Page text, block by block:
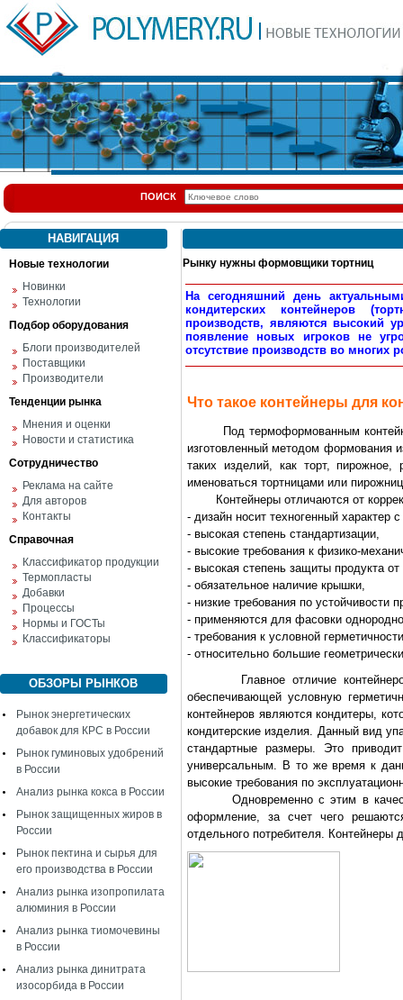
ПОИСК
НАВИГАЦИЯ
Новые технологии
Новинки
Технологии
Подбор оборудования
Блоги производителей
Поставщики
Производители
Тенденции рынка
Мнения и оценки
Новости и статистика
Сотрудничество
Реклама на сайте
Для авторов
Контакты
Справочная
Классификатор продукции
Термопласты
Добавки
Процессы
Нормы и ГОСТы
Классификаторы
ОБЗОРЫ РЫНКОВ
Рынок энергетических
добавок для КРС в России
Рынок гуминовых удобрений
в России
Анализ рынка кокса в России
Рынок защищенных жиров в
России
Рынок пектина и сырья для
его производства в России
Анализ рынка изопропилата
алюминия в России
Анализ рынка тиомочевины
в России
Анализ рынка динитрата
изосорбида в России
Рынку нужны формовщики тортниц
На сегодняшний день
кондитерских контейнеров
производств, являются высокий
появление новых игроков не
отсутствие производств во многих
Что такое контейнеры для
Под термоформованным
изготовленный методом формования
таких изделий, как торт,
именоваться тортницами или
Контейнеры отличаются от
- дизайн носит техногенный
- высокая степень стандартизации,
- высокие требования к физико-
- высокая степень защиты продукта
- обязательное наличие крышки,
- низкие требования по устойчивости
- применяются для фасовки
- требования к условной
- относительно большие
Главное отличие контейнеров
обеспечивающей условную
контейнеров являются кондитеры,
кондитерские изделия. Данный вид
стандартные размеры. Это
универсальным. В то же время к
высокие требования по
Одновременно с этим в качестве
оформление, за счет чего
отдельного потребителя.